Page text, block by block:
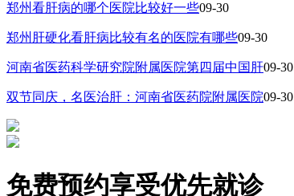
郑州看肝病的哪个医院比较好一些09-30
郑州肝硬化看肝病比较有名的医院有哪些09-30
河南省医药科学研究院附属医院第四届中国肝09-30
双节同庆，名医治肝：河南省医药院附属医院09-30
免费预约享受优先就诊